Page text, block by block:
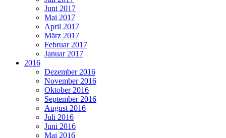
Juni 2017
Mai 2017
April 2017
März 2017
Februar 2017
Januar 2017
2016
Dezember 2016
November 2016
Oktober 2016
September 2016
August 2016
Juli 2016
Juni 2016
Mai 2016